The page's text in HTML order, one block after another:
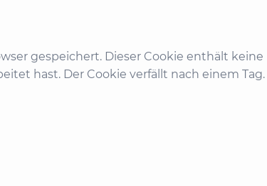
gespeichert. Dieser Cookie enthält keine
hast. Der Cookie verfällt nach einem Tag.